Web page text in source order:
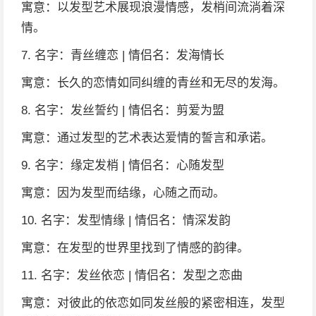
寓意：以发型艺术展现浪漫情感，发梢间流淌着深
情。
7. 名字：青丝缠恋 | 情侣名：发海情长
寓意：长久的恋情如同纠缠的青丝和无尽的发海。
8. 名字：发丝誓约 | 情侣名：剪爱为盟
寓意：通过发型的艺术表达爱情的誓言和承诺。
9. 名字：缘定发梢 | 情侣名：心随发型
寓意：因为发型而结缘，心随之而动。
10. 名字：发型情缘 | 情侣名：情深发韵
寓意：在发型的世界里找到了情感的韵律。
11. 名字：发丝依恋 | 情侣名：发型之恋曲
寓意：对彼此的依恋如同发丝般的紧密相连，发型